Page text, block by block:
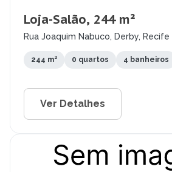
Loja-Salão, 244 m²
Rua Joaquim Nabuco, Derby, Recife
244 m² 0 quartos 4 banheiros
Ver Detalhes